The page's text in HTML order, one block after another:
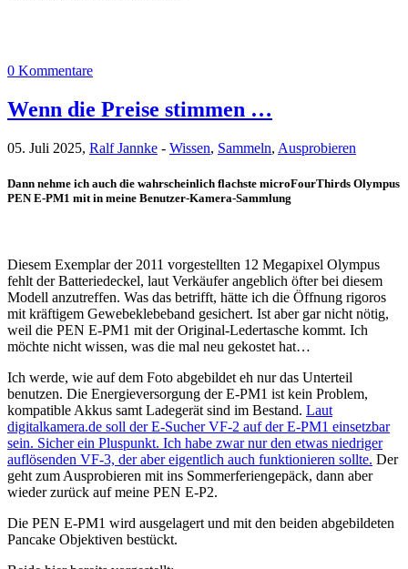
0 Kommentare
Wenn die Preise stimmen …
05. Juli 2025, Ralf Jannke - Wissen, Sammeln, Ausprobieren
Dann nehme ich auch die wahrscheinlich flachste microFourThirds Olympus
PEN E-PM1 mit in meine Benutzer-Kamera-Sammlung
Diesem Exemplar der 2011 vorgestellten 12 Megapixel Olympus
fehlt der Batteriedeckel, laut Verkäufer angeblich öfter bei diesem
Modell anzutreffen. Was das betrifft, hätte ich die Öffnung rigoros
mit kräftigem Gewebeklebeband gesichert. Ist aber gar nicht nötig,
weil die PEN E-PM1 mit der Original-Ledertasche kommt. Ich
möchte nicht wissen, was die mal neu gekostet hat…
Ich werde, wie auf dem Foto abgebildet eh nur das Unterteil
benutzen. Die Energieversorgung der E-PM1 ist kein Problem,
kompatible Akkus samt Ladegerät sind im Bestand. Laut
digitalkamera.de soll der E-Sucher VF-2 auf der E-PM1 einsetzbar
sein. Sicher ein Pluspunkt. Ich habe zwar nur den etwas niedriger
auflösenden VF-3, der aber eigentlich auch funktionieren sollte. Der
geht zum Ausprobieren mit ins Sommerferiengepäck, dann aber
wieder zurück auf meine PEN E-P2.
Die PEN E-PM1 wird ausgelagert und mit den beiden abgebildeten
Pancake Objektiven bestückt.